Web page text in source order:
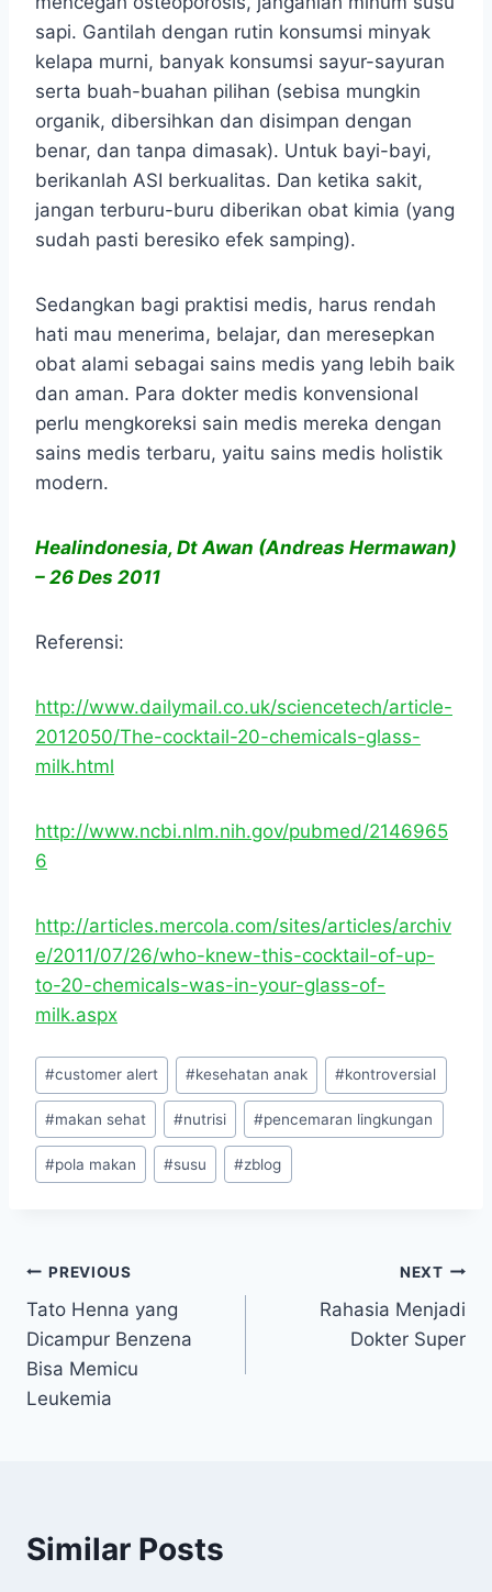
sapi. Gantilah dengan rutin konsumsi minyak
kelapa murni, banyak konsumsi sayur-sayuran
serta buah-buahan pilihan (sebisa mungkin
organik, dibersihkan dan disimpan dengan
benar, dan tanpa dimasak). Untuk bayi-bayi,
berikanlah ASI berkualitas. Dan ketika sakit,
jangan terburu-buru diberikan obat kimia (yang
sudah pasti beresiko efek samping).
Sedangkan bagi praktisi medis, harus rendah
hati mau menerima, belajar, dan meresepkan
obat alami sebagai sains medis yang lebih baik
dan aman. Para dokter medis konvensional
perlu mengkoreksi sain medis mereka dengan
sains medis terbaru, yaitu sains medis holistik
modern.
Healindonesia, Dt Awan (Andreas Hermawan)
– 26 Des 2011
Referensi:
http://www.dailymail.co.uk/sciencetech/article-
2012050/The-cocktail-20-chemicals-glass-
milk.html
http://www.ncbi.nlm.nih.gov/pubmed/2146965
6
http://articles.mercola.com/sites/articles/archiv
e/2011/07/26/who-knew-this-cocktail-of-up-
to-20-chemicals-was-in-your-glass-of-
milk.aspx
Post
Tags:
#customer alert #kesehatan anak #kontroversial
#makan sehat #nutrisi #pencemaran lingkungan
#pola makan #susu #zblog
Navigasi
pos
PREVIOUS
Tato Henna yang
Dicampur Benzena
Bisa Memicu
Leukemia
NEXT
Rahasia Menjadi
Dokter Super
Similar Posts